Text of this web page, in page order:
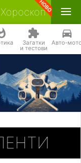
Хороскоп
Загатки
и тестови
Авто-